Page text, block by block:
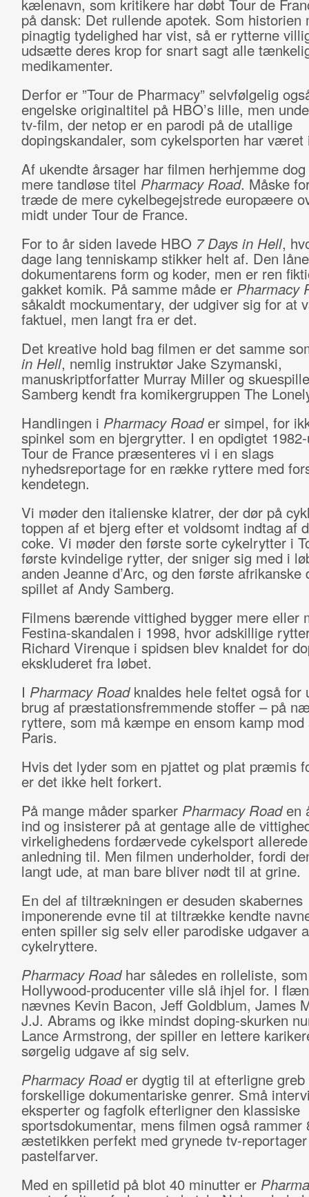
kælenavn, som kritikere har døbt Tour de
på dansk: Det rullende apotek. Som historien
pinagtig tydelighed har vist, så er rytterne
udsætte deres krop for snart sagt alle
medikamenter.
Derfor er ”Tour de Pharmacy” selvfølgelig
engelske originaltitel på HBO’s lille, men
tv-film, der netop er en parodi på de utallige
dopingskandaler, som cykelsporten har været
Af ukendte årsager har filmen herhjemme
mere tandløse titel Pharmacy Road. Måske
træde de mere cykelbegejstrede europæere
midt under Tour de France.
For to år siden lavede HBO 7 Days in Hell,
dage lang tenniskamp stikker helt af. Den
dokumentarens form og koder, men er ren
gakket komik. På samme måde er Pharmacy
såkaldt mockumentary, der udgiver sig for at
faktuel, men langt fra er det.
Det kreative hold bag filmen er det samme
in Hell, nemlig instruktør Jake Szymanski,
manuskriptforfatter Murray Miller og
Samberg kendt fra komikergruppen The
Handlingen i Pharmacy Roader simpel, for
spinkel som en bjergrytter. I en opdigtet
Tour de France præsenteres vi i en slags
nyhedsreportage for en række ryttere med
kendetegn.
Vi møder den italienske klatrer, der dør på
toppen af et bjerg efter et voldsomt indtag af
coke. Vi møder den første sorte cykelrytter i
første kvindelige rytter, der sniger sig med i
anden Jeanne d’Arc, og den første afrikanske
spillet af Andy Samberg.
Filmens bærende vittighed bygger mere eller
Festina-skandalen i 1998, hvor adskillige
Richard Virenque i spidsen blev knaldet for
ekskluderet fra løbet.
I Pharmacy Roadknaldes hele feltet også for
brug af præstationsfremmende stoffer – på
ryttere, som må kæmpe en ensom kamp mod
Paris.
Hvis det lyder som en pjattet og plat præmis
er det ikke helt forkert.
På mange måder sparker Pharmacy Roaden
ind og insisterer på at gentage alle de
virkelighedens fordærvede cykelsport
anledning til. Men filmen underholder, fordi
langt ude, at man bare bliver nødt til at grine.
En del af tiltrækningen er desuden skabernes
imponerende evne til at tiltrække kendte
enten spiller sig selv eller parodiske udgaver
cykelryttere.
Pharmacy Roadhar således en rolleliste,
Hollywood-producenter ville slå ihjel for. I
nævnes Kevin Bacon, Jeff Goldblum, James
J.J. Abrams og ikke mindst doping-skurken
Lance Armstrong, der spiller en lettere
sørgelig udgave af sig selv.
Pharmacy Roader dygtig til at efterligne greb
forskellige dokumentariske genrer. Små
eksperter og fagfolk efterligner den klassiske
sportsdokumentar, mens filmen også rammer
æstetikken perfekt med grynede tv-
pastelfarver.
Med en spilletid på blot 40 minutter er